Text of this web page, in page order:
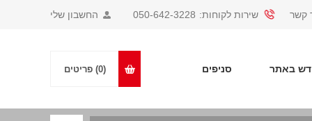
החשבון שלי קשר שירות לקוחות: 050-642-3228
באתר סניפים (0) פריטים